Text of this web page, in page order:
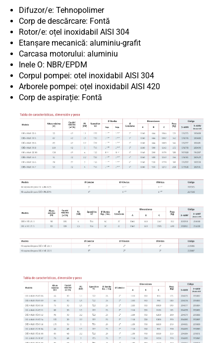
Difuzor/e: Tehnopolimer
Corp de descărcare: Fontă
Rotor/e: oțel inoxidabil AISI 304
Etanșare mecanică: aluminiu-grafit
Carcasa motorului: aluminiu
Inele O: NBR/EPDM
Corpul pompei: otel inoxidabil AISI 304
Arborele pompei: oțel inoxidabil AISI 420
Corp de aspirație: Fontă